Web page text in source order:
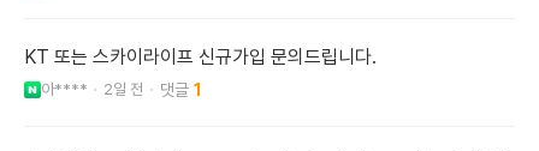
KT 또는 스카이라이프 신규가입 문의드립니다.
아**** 2일 전 1